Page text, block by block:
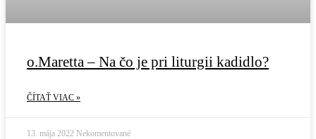
o.Maretta – Na čo je pri liturgii kadidlo?
ČÍTAŤ VIAC »
13. mája 2022 Nekomentované